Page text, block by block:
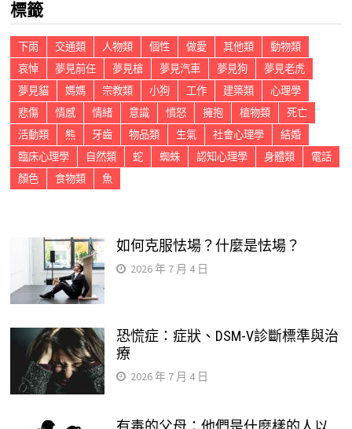
字:
標籤
下雨 交通類 人物類 個性 做愛 其他類
動物類
哀悼
夢見前任 夢見槍 夢見汽車 夢見狗
夢見老虎
夢見貓
媽媽 宗教類 小狗 工作 建築類
心理學
悲傷
情感 情緒 意識 憤怒 擁抱 植物類
死亡
活動類
熊 牙齒 物品類 生氣 社會心理學
結婚
臨床心理學
自然類 蛇 蜘蛛 認知心理學 身體類
電話
顏色
食物類 魚
如何克服怯場？什麼是怯場？
2026 年 7 月 4 日
恐慌症：症狀、DSM-V診斷標準與治
療
2026 年 7 月 4 日